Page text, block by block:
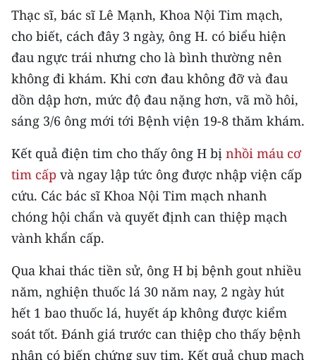
CHƯƠNG TRÌNH OCOP - MỖI XÃ
MỘT SẢN PHẨM
RADIO
MEDIA CENTER
E-Magazine
Video
Media Chính trị
Media Kinh tế
Media Văn hóa
Media Xã hội
Media Pháp luật
Thạc sĩ, bác sĩ Lê Mạnh, Khoa Nội Tim mạch,
cho biết, cách đây 3 ngày, ông H. có biểu hiện
đau ngực trái nhưng cho là bình thường nên
không đi khám. Khi cơn đau không đỡ và đau
dồn dập hơn, mức độ đau nặng hơn, vã mồ hôi,
sáng 3/6 ông mới tới Bệnh viện 19-8 thăm khám.
Kết quả điện tim cho thấy ông H bị nhồi máu cơ
tim cấp và ngay lập tức ông được nhập viện cấp
cứu. Các bác sĩ Khoa Nội Tim mạch nhanh
chóng hội chẩn và quyết định can thiệp mạch
vành khẩn cấp.
Qua khai thác tiền sử, ông H bị bệnh gout nhiều
năm, nghiện thuốc lá 30 năm nay, 2 ngày hút
hết 1 bao thuốc lá, huyết áp không được kiểm
soát tốt. Đánh giá trước can thiệp cho thấy bệnh
nhân có biến chứng suy tim. Kết quả chụp mạch